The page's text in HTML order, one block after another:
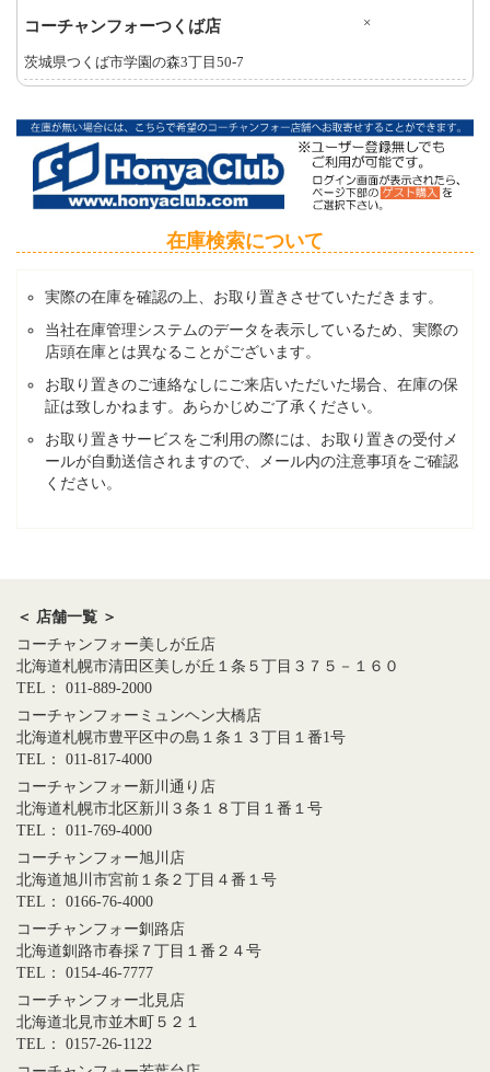
コーチャンフォーつくば店 ×
茨城県つくば市学園の森3丁目50-7
在庫検索について
実際の在庫を確認の上、お取り置きさせていただきます。
当社在庫管理システムのデータを表示しているため、実際の
店頭在庫とは異なることがございます。
お取り置きのご連絡なしにご来店いただいた場合、在庫の保
証は致しかねます。あらかじめご了承ください。
お取り置きサービスをご利用の際には、お取り置きの受付メ
ールが自動送信されますので、メール内の注意事項をご確認
ください。
＜ 店舗一覧 ＞
コーチャンフォー美しが丘店
北海道札幌市清田区美しが丘１条５丁目３７５－１６０
TEL： 011-889-2000
コーチャンフォーミュンヘン大橋店
北海道札幌市豊平区中の島１条１３丁目１番1号
TEL： 011-817-4000
コーチャンフォー新川通り店
北海道札幌市北区新川３条１８丁目１番１号
TEL： 011-769-4000
コーチャンフォー旭川店
北海道旭川市宮前１条２丁目４番１号
TEL： 0166-76-4000
コーチャンフォー釧路店
北海道釧路市春採７丁目１番２４号
TEL： 0154-46-7777
コーチャンフォー北見店
北海道北見市並木町５２１
TEL： 0157-26-1122